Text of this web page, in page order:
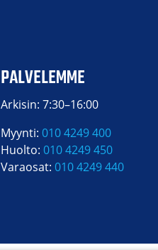
PALVELEMME
Arkisin: 7:30–16:00
Myynti: 010 4249 400
Huolto: 010 4249 450
Varaosat: 010 4249 440